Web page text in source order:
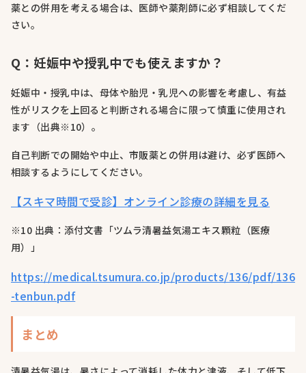
薬との併用を考える場合は、医師や薬剤師に必ず相談してくだ
さい。
Q：妊娠中や授乳中でも使えますか？
妊娠中・授乳中は、母体や胎児・乳児への影響を考慮し、有益
性がリスクを上回ると判断される場合に限って慎重に使用され
ます（出典※10）。
自己判断での開始や中止、市販薬との併用は避け、必ず医師へ
相談するようにしてください。
【スキマ時間で受診】オンライン診療の詳細を見る
※10 出典：添付文書「ツムラ清暑益気湯エキス顆粒（医療
用）」
https://medical.tsumura.co.jp/products/136/pdf/136
-tenbun.pdf
まとめ